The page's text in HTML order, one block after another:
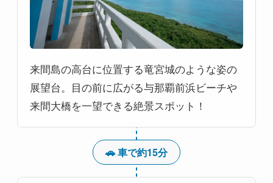
来間島の高台に位置する竜宮城のような姿の
展望台。目の前に広がる与那覇前浜ビーチや
来間大橋を一望できる絶景スポット！
🚗 車で約15分